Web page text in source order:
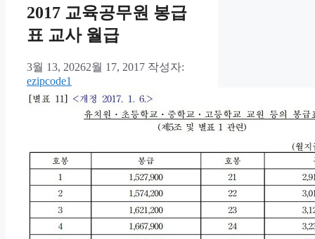
2017 교육공무원 봉급
표 교사 월급
3월 13, 20262월 17, 2017 작성자:
ezipcode1